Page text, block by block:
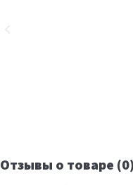
Отзывы о товаре (0)